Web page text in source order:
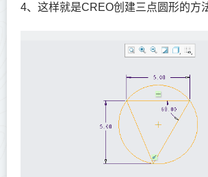
4、这样就是CREO创建三点圆形的方